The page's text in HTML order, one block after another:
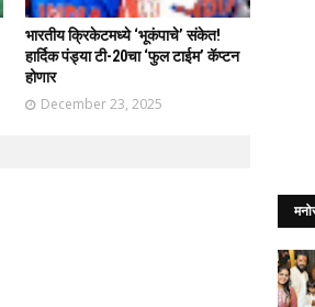
भारतीय क्रिकेटमध्ये ‘भूकंपाचे’ संकेत!
हार्दिक पंड्या टी-20चा ‘फुल टाईम’ कॅप्टन
होणार
December 23, 2025